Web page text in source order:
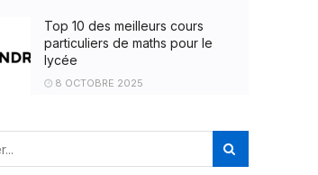
Top 10 des meilleurs cours
particuliers de maths pour le
lycée
8 OCTOBRE 2025